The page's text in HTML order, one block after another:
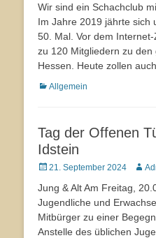
Wir sind ein Schachclub
Im Jahre 2019 jährte sich
50. Mal. Vor dem
zu 120 Mitgliedern zu
Hessen. Heute zollen
Kategorien
Allgemein
Tag der Offenen
Idstein
Veröffentlicht
21. September 2024 Autor
Jung & Alt Am Freitag,
Jugendliche und
Mitbürger zu einer
Anstelle des üblichen